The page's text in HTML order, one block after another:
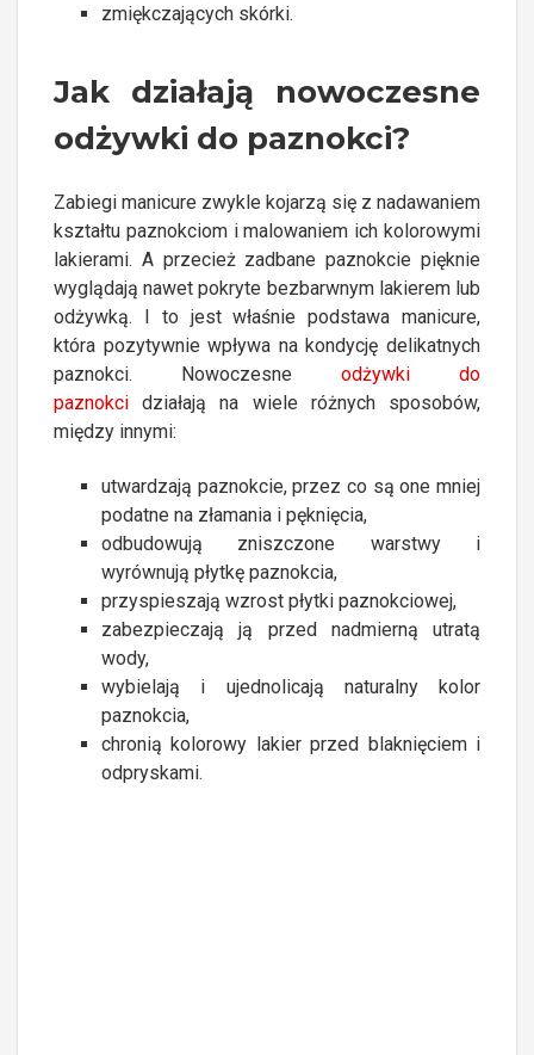
zmiękczających skórki.
Jak działają nowoczesne
odżywki do paznokci?
Zabiegi manicure zwykle kojarzą się z nadawaniem
kształtu paznokciom i malowaniem ich kolorowymi
lakierami. A przecież zadbane paznokcie pięknie
wyglądają nawet pokryte bezbarwnym lakierem lub
odżywką. I to jest właśnie podstawa manicure,
która pozytywnie wpływa na kondycję delikatnych
paznokci. Nowoczesne odżywki do
paznokci działają na wiele różnych sposobów,
między innymi:
utwardzają paznokcie, przez co są one mniej
podatne na złamania i pęknięcia,
odbudowują zniszczone warstwy i
wyrównują płytkę paznokcia,
przyspieszają wzrost płytki paznokciowej,
zabezpieczają ją przed nadmierną utratą
wody,
wybielają i ujednolicają naturalny kolor
paznokcia,
chronią kolorowy lakier przed blaknięciem i
odpryskami.